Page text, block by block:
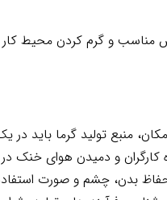
مناسب و گرم کردن محیط
منبع تولید گرما باید در
و دمیدن هوای خنک
بدن، چشم و صورت